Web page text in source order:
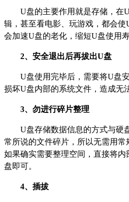
U盘的主要作用就是存储，在
辑，甚至看电影、玩游戏，都会
会加速U盘的老化，缩短U盘使用寿
2、安全退出后再拔出U盘
U盘使用完毕后，需要将U盘
损坏U盘内部的系统文件，造成无
3、勿进行碎片整理
U盘存储数据信息的方式与硬
常所说的文件碎片，所以无需用常
如果确实需要整理空间，直接将
盘即可。
4、插拔